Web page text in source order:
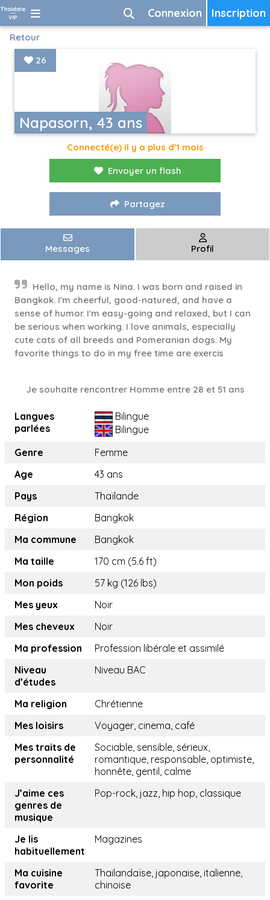
Inscription
Connexion
Retour
Napasorn, 43 ans
26
Connecté(e) il y a plus d'1 mois
Envoyer un flash
Partagez
Messages Profil
Hello, my name is Nina. I was born and raised in
Bangkok. I'm cheerful, good-natured, and have a
sense of humor. I'm easy-going and relaxed, but I can
be serious when working. I love animals, especially
cute cats of all breeds and Pomeranian dogs. My
favorite things to do in my free time are exercis
Je souhaite rencontrer Homme entre 28 et 51 ans
Langues
parlées
Bilingue
Bilingue
Genre
Femme
Age
43 ans
Pays
Thaïlande
Région
Bangkok
Ma commune
Bangkok
Ma taille
170 cm (5.6 ft)
Mon poids
57 kg (126 lbs)
Mes yeux
Noir
Mes cheveux
Noir
Ma profession
Profession libérale et assimilé
Niveau
d’études
Niveau BAC
Ma religion
Chrétienne
Mes loisirs
Voyager, cinema, café
Mes traits de
personnalité
Sociable, sensible, sérieux,
romantique, responsable, optimiste,
honnête, gentil, calme
J’aime ces
genres de
musique
Pop-rock, jazz, hip hop, classique
Je lis
habituellement
Magazines
Ma cuisine
favorite
Thailandaïse, japonaise, italienne,
chinoise